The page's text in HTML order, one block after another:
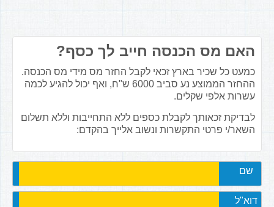
האם מס הכנסה חייב לך כסף?
כמעט כל שכיר בארץ זכאי לקבל החזר מס מידי מס הכנסה.
ההחזר הממוצע נע סביב 6000 ש"ח, ואף יכול להגיע לכמה
עשרות אלפי שקלים.
לבדיקת זכאותך לקבלת כספים ללא התחייבות וללא תשלום
השאר/י פרטי התקשרות ונשוב אלייך בהקדם:
שם
דוא"ל